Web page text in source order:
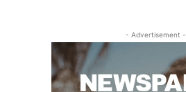
- Advertisement -